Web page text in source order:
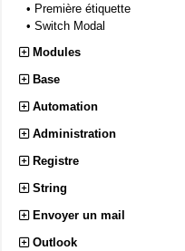
• Première étiquette
• Switch Modal
Modules
Base
Automation
Administration
Registre
String
Envoyer un mail
Outlook